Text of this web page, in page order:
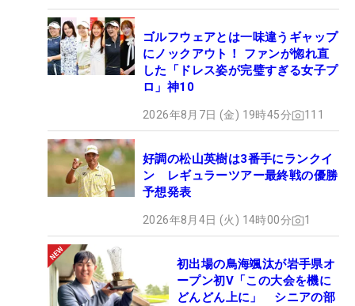
ゴルフウェアとは一味違うギャップ
にノックアウト！ ファンが惚れ直
した「ドレス姿が完璧すぎる女子プ
ロ」神10
2026年8月7日 (金) 19時45分 111
好調の松山英樹は3番手にランクイ
ン レギュラーツアー最終戦の優勝
予想発表
2026年8月4日 (火) 14時00分 1
初出場の鳥海颯汰が岩手県オ
ープン初V「この大会を機に
どんどん上に」 シニアの部